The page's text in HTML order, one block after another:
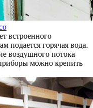
встроенного
подается горячая вода.
воздушного потока
можно крепить